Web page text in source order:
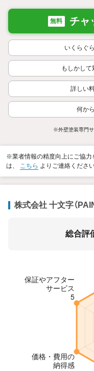
無料 チャ
いくらぐ
もしかし
詳しい
何か
※外壁塗装専門サ
※業者情報の精度向上にご協力
は、 こちら よりご連絡ください
株式会社 十文字（
総合評